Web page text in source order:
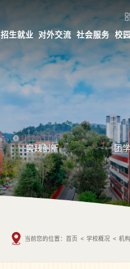
招生就业 对外交流 社会服务 校
实践创新 团
当前您的位置： 首页 < 学校概况 < 机